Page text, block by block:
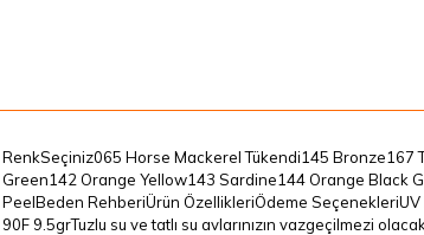
RenkSeçiniz065 Horse Mackerel Tükendi145 Bronze167
Green142 Orange Yellow143 Sardine144 Orange Black
PeelBeden RehberiÜrün ÖzellikleriÖdeme SeçenekleriUV
90F 9.5grTuzlu su ve tatlı su avlarınızın vazgeçilmezi